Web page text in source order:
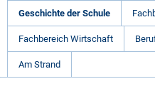
Unser
Profil
Geschichte der Schule
Fachbereich Wirtschaft
Am Strand